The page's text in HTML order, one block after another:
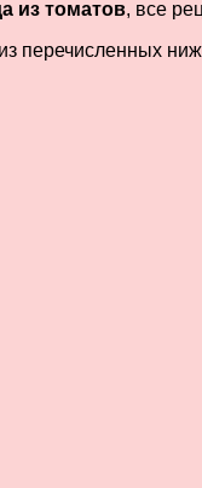
из томатов, все
перечисленных